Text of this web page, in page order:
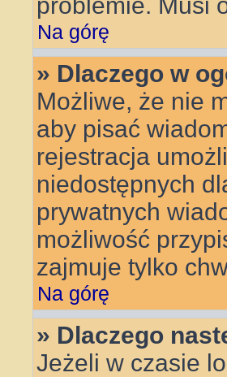
Na górę
» Dlaczego w
Możliwe, że nie
aby pisać
rejestracja
niedostępnych
prywatnych
możliwość
zajmuje tylko
Na górę
» Dlaczego
Jeżeli w czasie